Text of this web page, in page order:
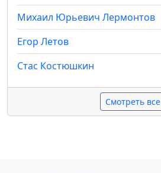
Михаил Юрьевич Лермонтов
Егор Летов
Стас Костюшкин
Смотреть все